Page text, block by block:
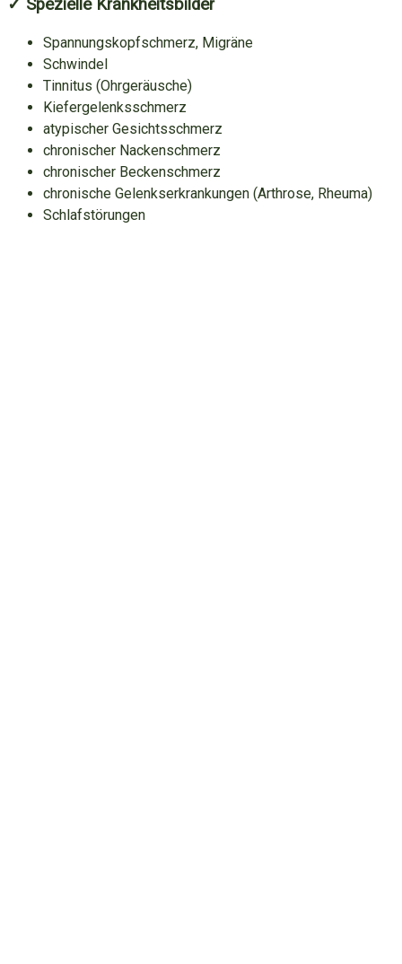
✓ Spezielle Krankheitsbilder
Spannungskopfschmerz, Migräne
Schwindel
Tinnitus (Ohrgeräusche)
Kiefergelenksschmerz
atypischer Gesichtsschmerz
chronischer Nackenschmerz
chronischer Beckenschmerz
chronische Gelenkserkrankungen (Arthrose, Rheuma)
Schlafstörungen